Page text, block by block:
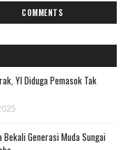
COMMENTS
YI Diduga Pemasok Tak
Generasi Muda Sungai